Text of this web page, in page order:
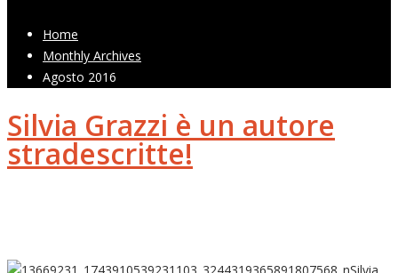
Home
Monthly Archives
Agosto 2016
Silvia Grazzi è un autore
stradescritte!
Silvia